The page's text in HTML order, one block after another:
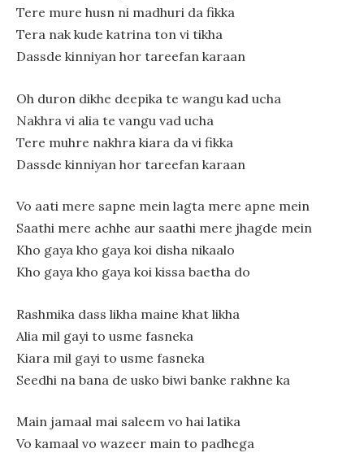
Tere mure husn ni madhuri da fikka
Tera nak kude katrina ton vi tikha
Dassde kinniyan hor tareefan karaan
Oh duron dikhe deepika te wangu kad ucha
Nakhra vi alia te vangu vad ucha
Tere muhre nakhra kiara da vi fikka
Dassde kinniyan hor tareefan karaan
Vo aati mere sapne mein lagta mere apne mein
Saathi mere achhe aur saathi mere jhagde mein
Kho gaya kho gaya koi disha nikaalo
Kho gaya kho gaya koi kissa baetha do
Rashmika dass likha maine khat likha
Alia mil gayi to usme fasneka
Kiara mil gayi to usme fasneka
Seedhi na bana de usko biwi banke rakhne ka
Main jamaal mai saleem vo hai latika
Vo kamaal vo wazeer main to padhega